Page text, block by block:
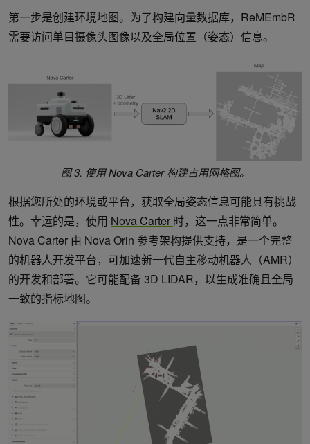
第一步是创建环境地图。为了构建向量数据库，ReMEmbR
需要访问单目摄像头图像以及全局位置（姿态）信息。
图 3. 使用 Nova Carter 构建占用网格图。
根据您所处的环境或平台，获取全局姿态信息可能具有挑战
性。幸运的是，使用 Nova Carter 时，这一点非常简单。
Nova Carter 由 Nova Orin 参考架构提供支持，是一个完整
的机器人开发平台，可加速新一代自主移动机器人（AMR）
的开发和部署。它可能配备 3D LIDAR，以生成准确且全局
一致的指标地图。